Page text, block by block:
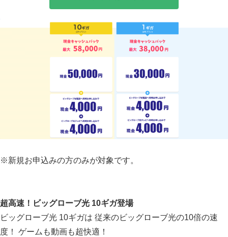
※新規お申込みの方のみが対象です。
超高速！ビッグローブ光 10ギガ登場
ビッグローブ光 10ギガは 従来のビッグローブ光の10倍の速
度！ ゲームも動画も超快適！